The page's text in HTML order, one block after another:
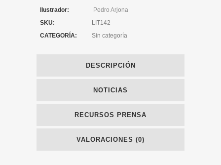
Ilustrador:
Pedro Arjona
SKU:
LIT142
CATEGORÍA:
Sin categoría
DESCRIPCIÓN
NOTICIAS
RECURSOS PRENSA
VALORACIONES (0)